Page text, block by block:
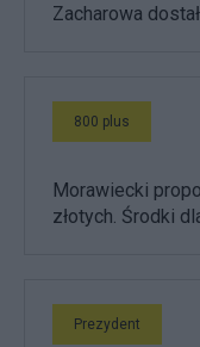
Zacharowa
800 plus
Morawiecki
złotych. Środki
Prezydent